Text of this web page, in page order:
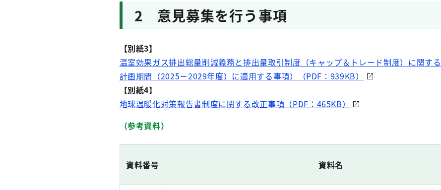
2 意見募集を行う事項
【別紙3】
温室効果ガス排出総量削減義務と排出量取引制度（キャップ＆トレード制度）に関す
計画期間（2025－2029年度）に適用する事項）（PDF：939KB）
【別紙4】
地球温暖化対策報告書制度に関する改正事項（PDF：465KB）
（参考資料）
資料番号 資料名